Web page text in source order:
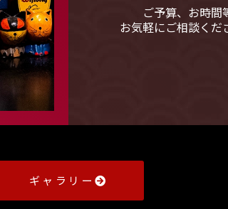
ご予算、お時間
お気軽にご相談くだ
ギャラリー